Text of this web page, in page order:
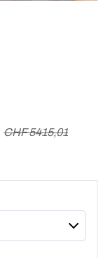
CHF 5415,01